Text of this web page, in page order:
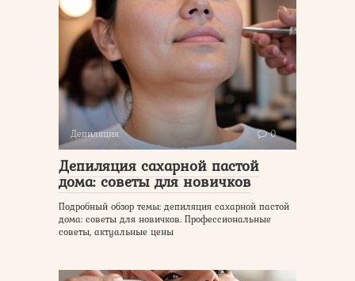
Депиляция 0
Депиляция сахарной пастой
дома: советы для новичков
Подробный обзор темы: депиляция сахарной пастой
дома: советы для новичков. Профессиональные
советы, актуальные цены